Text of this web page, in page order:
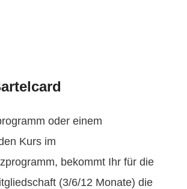
oder einem
Kurs im
bekommt Ihr für die
(3/6/12 Monate) die